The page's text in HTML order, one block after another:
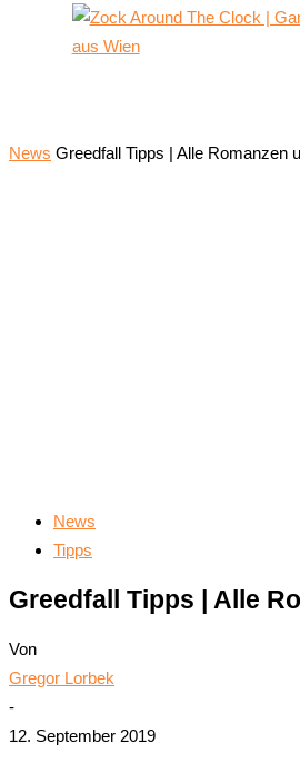
News Greedfall Tipps | Alle Romanzen
News
Tipps
Greedfall Tipps | Alle
Von
Gregor Lorbek
-
12. September 2019